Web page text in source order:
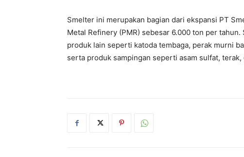
Smelter ini merupakan bagian dari ekspansi PT
Metal Refinery (PMR) sebesar 6.000 ton per
produk lain seperti katoda tembaga, perak murni
serta produk sampingan seperti asam sulfat, terak,